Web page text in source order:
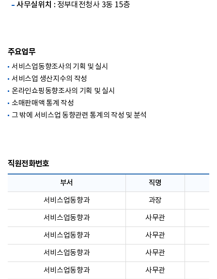
사무실위치 : 정부대전청사 3동 15층
주요업무
서비스업동향조사의 기획 및 실시
서비스업 생산지수의 작성
온라인쇼핑동향조사의 기획 및 실시
소매판매액 통계 작성
그 밖에 서비스업 동향관련 통계의 작성 및 분석
직원전화번호
부서 직명
서비스업동향과 과장
서비스업동향과 사무관
서비스업동향과 사무관
서비스업동향과 사무관
서비스업동향과 사무관